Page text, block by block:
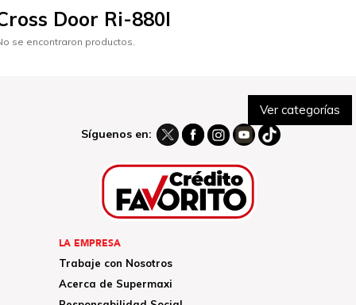
Ver categorías
Door Ri-880l
se encontraron productos.
Síguenos en:
LA EMPRESA
Trabaje con Nosotros
Acerca de Supermaxi